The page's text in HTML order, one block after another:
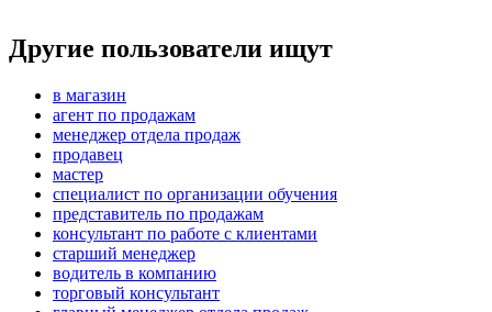
Другие пользователи ищут
в магазин
агент по продажам
менеджер отдела продаж
продавец
мастер
специалист по организации обучения
представитель по продажам
консультант по работе с клиентами
старший менеджер
водитель в компанию
торговый консультант